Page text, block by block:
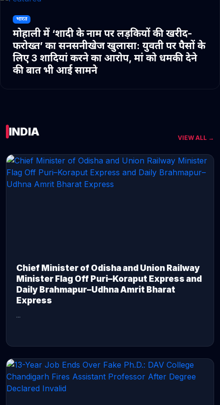
भारत
मोहाली में ‘शादी के नाम पर लड़कियों की खरीद-
फरोख्त’ का सनसनीखेज खुलासा: युवती पर पैसों के
लिए 3 शादियां करने का आरोप, मां को धमकी देने
की बात भी आई सामने
INDIA VIEW ALL →
Chief Minister of Odisha and Union Railway
Minister Flag Off Puri–Koraput Express and
Daily Brahmapur–Udhna Amrit Bharat
Express
...